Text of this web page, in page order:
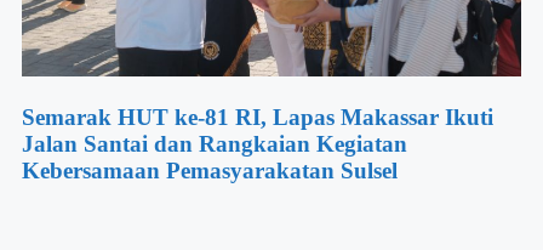
Semarak HUT ke-81 RI, Lapas Makassar Ikuti
Jalan Santai dan Rangkaian Kegiatan
Kebersamaan Pemasyarakatan Sulsel